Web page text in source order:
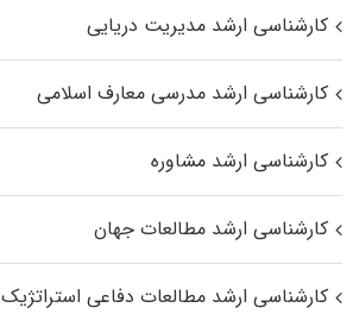
کارشناسی ارشد مدیریت دریایی
کارشناسی ارشد مدرسی معارف اسلامی
کارشناسی ارشد مشاوره
کارشناسی ارشد مطالعات جهان
کارشناسی ارشد مطالعات دفاعی استراتژیک